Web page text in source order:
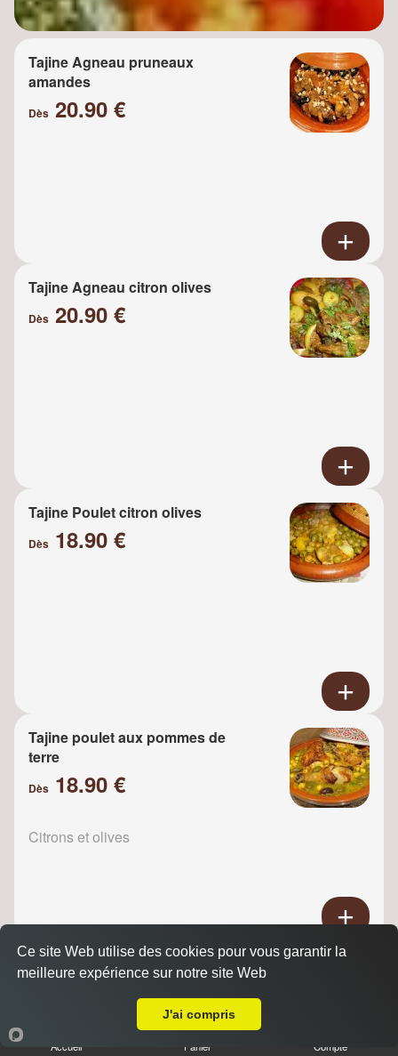
Tajine Agneau pruneaux
amandes
Dès 20.90 €
Tajine Agneau citron olives
Dès 20.90 €
Tajine Poulet citron olives
Dès 18.90 €
Tajine poulet aux pommes de
terre
Dès 18.90 €
Citrons et olives
Tajine Poulet raisins
18.90 €
Accueil Panier Compte
Ce site Web utilise des cookies pour vous garantir la
meilleure expérience sur notre site Web
J'ai compris